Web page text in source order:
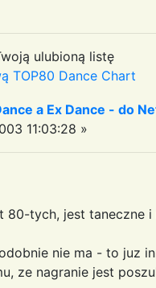
ulubioną listę
TOP80 Dance Chart
a Ex Dance - do
11:03:28 »
80-tych, jest taneczne
nie ma - to juz
ze nagranie jest